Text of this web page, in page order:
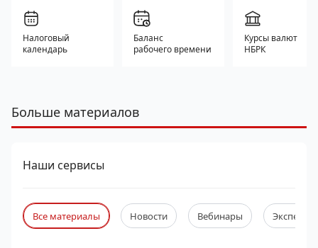
Налоговый
календарь
Баланс
рабочего времени
Курсы валют
НБРК
Больше материалов
Наши сервисы
Все материалы Новости Вебинары